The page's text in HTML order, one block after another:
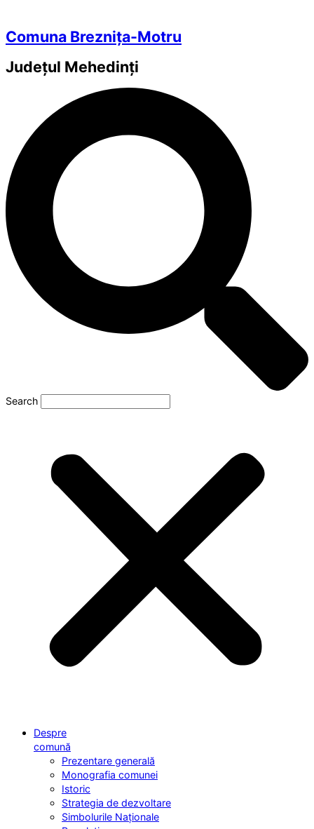
Comuna Breznița-Motru
Județul Mehedinți
Search
Despre
comună
Prezentare generală
Monografia comunei
Istoric
Strategia de dezvoltare
Simbolurile Naționale